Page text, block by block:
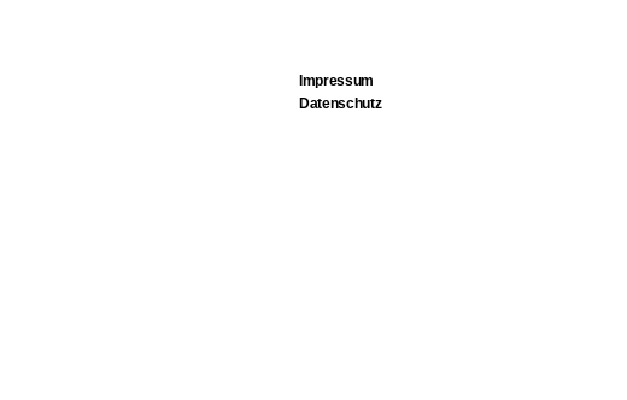
Impressum
Datenschutz